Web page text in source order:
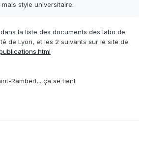
style universitaire.
la liste des documents des labo de
de Lyon, et les 2 suivants sur le site de
Rambert... ça se tient